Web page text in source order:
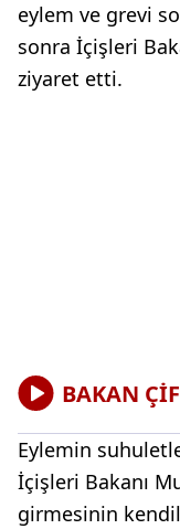
eylem ve grevi
sonra İçişleri
ziyaret etti.
BAKAN
Eylemin
İçişleri Bakanı
girmesinin